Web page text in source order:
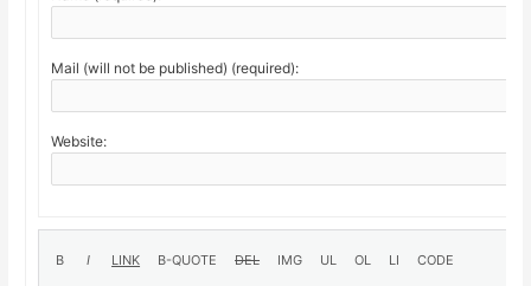
Mail (will not be published) (required):
Website: